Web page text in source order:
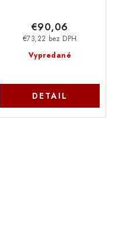
Vypredané
€73,22 bez DPH
€90,06
DETAIL